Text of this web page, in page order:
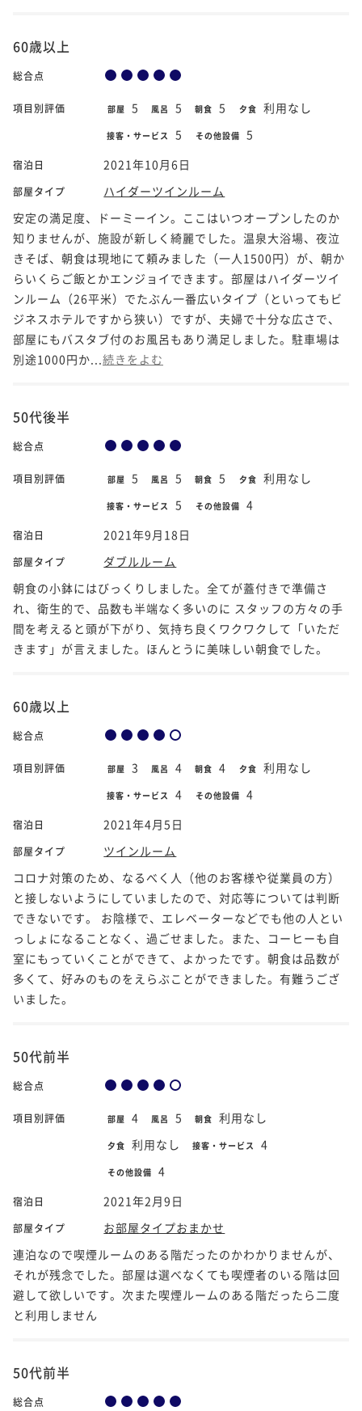
60歳以上
総合点
項目別評価 部屋 5 風呂 5 朝食 5 夕食 利用なし
接客・サービス 5 その他設備 5
宿泊日 2021年10月6日
部屋タイプ
ハイダーツインルーム
安定の満足度、ドーミーイン。ここはいつオープンしたのか
知りませんが、施設が新しく綺麗でした。温泉大浴場、夜泣
きそば、朝食は現地にて頼みました（一人1500円）が、朝か
らいくらご飯とかエンジョイできます。部屋はハイダーツイ
ンルーム（26平米）でたぶん一番広いタイプ（といってもビ
ジネスホテルですから狭い）ですが、夫婦で十分な広さで、
部屋にもバスタブ付のお風呂もあり満足しました。駐車場は
別途1000円か... 続きをよむ
50代後半
総合点
項目別評価 部屋 5 風呂 5 朝食 5 夕食 利用なし
接客・サービス 5 その他設備 4
宿泊日 2021年9月18日
部屋タイプ
ダブルルーム
朝食の小鉢にはびっくりしました。全てが蓋付きで準備さ
れ、衛生的で、品数も半端なく多いのに スタッフの方々の手
間を考えると頭が下がり、気持ち良くワクワクして「いただ
きます」が言えました。ほんとうに美味しい朝食でした。
60歳以上
総合点
項目別評価 部屋 3 風呂 4 朝食 4 夕食 利用なし
接客・サービス 4 その他設備 4
宿泊日 2021年4月5日
部屋タイプ
ツインルーム
コロナ対策のため、なるべく人（他のお客様や従業員の方）
と接しないようにしていましたので、対応等については判断
できないです。 お陰様で、エレベーターなどでも他の人とい
っしょになることなく、過ごせました。また、コーヒーも自
室にもっていくことができて、よかったです。朝食は品数が
多くて、好みのものをえらぶことができました。有難うござ
いました。
50代前半
総合点
項目別評価 部屋 4 風呂 5 朝食 利用なし
夕食 利用なし 接客・サービス 4
その他設備 4
宿泊日 2021年2月9日
部屋タイプ
お部屋タイプおまかせ
連泊なので喫煙ルームのある階だったのかわかりませんが、
それが残念でした。部屋は選べなくても喫煙者のいる階は回
避して欲しいです。次また喫煙ルームのある階だったら二度
と利用しません
50代前半
総合点